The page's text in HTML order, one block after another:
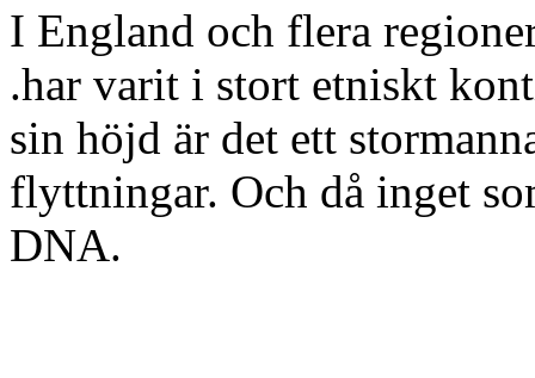
I England och flera
.har varit i stort etniskt
sin höjd är det ett
flyttningar. Och då inget
DNA.